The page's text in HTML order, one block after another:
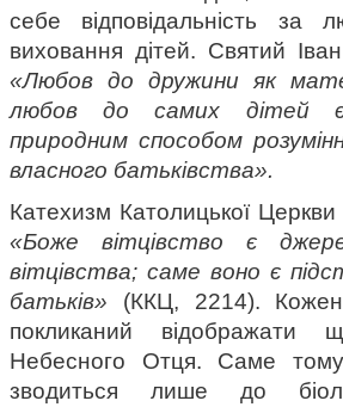
себе відповідальність за
«Любов до дружини як
любов до самих дітей є
природним способом
власного батьківства».
«Боже вітцівство є
вітцівства; саме воно є
батьків» (ККЦ, 2214).
покликаний відображати
Небесного Отця. Саме тому
зводиться лише до